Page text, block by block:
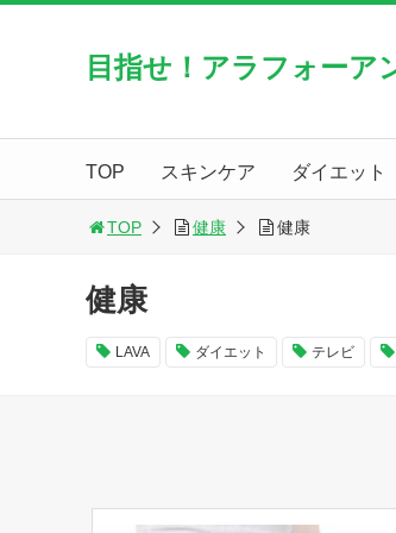
目指せ！アラフォーア
TOP スキンケア ダイエット
TOP 健康 健康
健康
LAVA ダイエット テレビ